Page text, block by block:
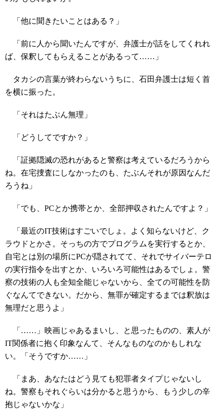
「他に聞きたいことはある？」
「前に人から聞いたんですが、弁護士が話をしてくれれ
ば、保釈してもらえることがあるって……」
タカシの言葉が終わらないうちに、石田弁護士は短く首
を横に振った。
「それはたぶん無理」
「どうしてですか？」
「証拠隠滅の恐れがあると警察は考えているだろうから
ね。在宅捜査にしなかったのも、たぶんそれが原因なんだ
ろうね」
「でも、PCとか携帯とか、全部押収されたんですよ？」
「最近のIT技術はすごいでしょ。よく知らないけど、ク
ラウドとかさ。そっちの方でプログラムを実行するとか、
自宅とは別の場所にPCが隠されてて、それでサイバーテロ
の実行指令を出すとか、いろいろ可能性はあるでしょ。警
察の技術の人も全知全能じゃないから、全ての可能性を防
ぐなんてできない。だから、無罪が確定するまでは釈放は
無理だと思うよ」
「……」映画じゃあるまいし、と思ったものの、素人が
IT関係者に抱く印象なんて、そんなものなのかもしれな
い。「そうですか……」
「まあ、あなたはどう見ても犯罪者タイプじゃないし
ね。警察もそれぐらいは分かると思うから、もう少しの辛
抱じゃないかな」